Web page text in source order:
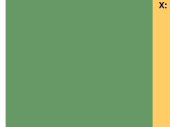
Х: